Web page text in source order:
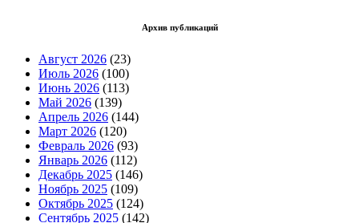
Архив публикаций
Август 2026 (23)
Июль 2026 (100)
Июнь 2026 (113)
Май 2026 (139)
Апрель 2026 (144)
Март 2026 (120)
Февраль 2026 (93)
Январь 2026 (112)
Декабрь 2025 (146)
Ноябрь 2025 (109)
Октябрь 2025 (124)
Сентябрь 2025 (142)